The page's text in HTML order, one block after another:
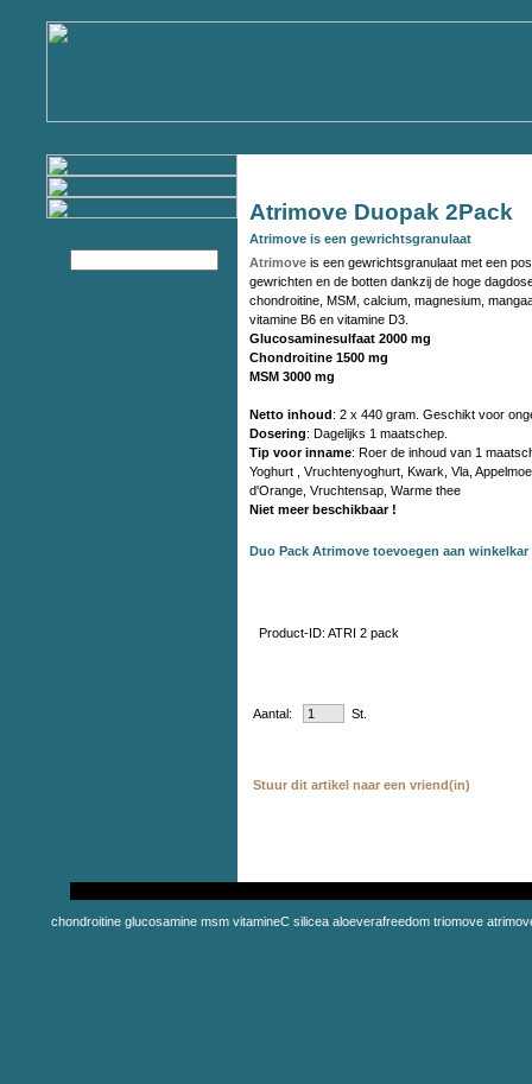
Atrimove Duopak 2Pack
Atrimove is een gewrichtsgranulaat
Atrimove is een gewrichtsgranulaat met een
gewrichten en de botten dankzij de hoge
chondroitine, MSM, calcium, magnesium,
vitamine B6 en vitamine D3.
Glucosaminesulfaat 2000 mg
Chondroitine 1500 mg
MSM 3000 mg
Netto inhoud: 2 x 440 gram. Geschikt voor
Dosering: Dagelijks 1 maatschep.
Tip voor inname: Roer de inhoud van 1
Yoghurt , Vruchtenyoghurt, Kwark, Vla,
d'Orange, Vruchtensap, Warme thee
Niet meer beschikbaar !
Duo Pack Atrimove toevoegen aan winkelkar
Product-ID: ATRI 2 pack
Aantal: St.
Stuur dit artikel naar een vriend(in)
chondroitine glucosamine msm vitamineC silicea aloeverafreedom triomove